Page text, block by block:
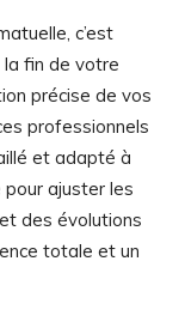
c’est
la fin de votre
précise de vos
professionnels
et adapté à
ajuster les
des évolutions
totale et un